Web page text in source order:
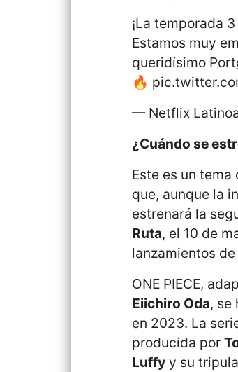
¡La temporada
Estamos muy
queridísimo
🔥
— Netflix
¿Cuándo se
Este es un
que, aunque la
estrenará la
Ruta, el 10 de
lanzamientos
ONE PIECE,
Eiichiro Oda, se
en 2023. La
producida por
Luffy y su